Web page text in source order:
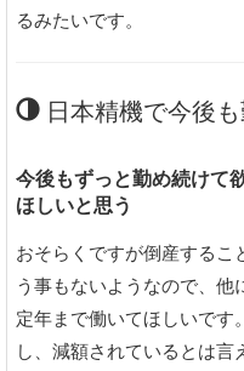
るみたいです。
日本精機で今後
今後もずっと勤め続けて
ほしいと思う
おそらくですが倒産するこ
う事もないようなので、他
定年まで働いてほしいです
し、減額されているとは言